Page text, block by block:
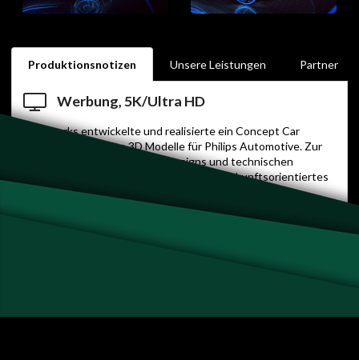
Produktionsnotizen Unsere Leistungen Partner
Werbung, 5K/Ultra HD
Mineworks entwickelte und realisierte ein Concept Car
Design und erstellte 3D Modelle für Philips Automotive. Zur
Visualisierung neuer Lampendesigns und technischen
Möglichkeiten wurde ein futuristisches, zukunftsorientiertes
Concept Car entwickelt und als 3D Model realisiert.